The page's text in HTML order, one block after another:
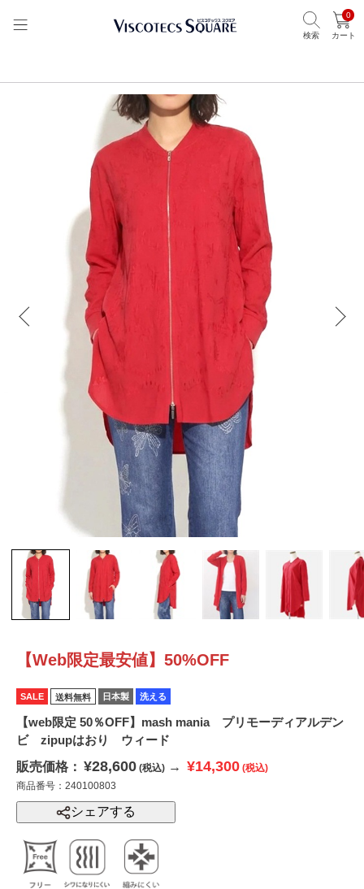
検索
0
カート
【Web限定最安値】50%OFF
SALE 送料無料 日本製 洗える
【web限定 50％OFF】mash mania プリモーディアルデン
ビ zipupはおり ウィード
販売価格： ¥28,600 (税込) → ¥14,300 (税込)
商品番号：240100803
シェアする